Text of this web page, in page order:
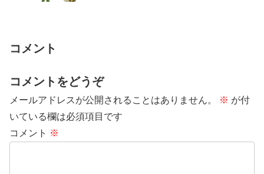
コメント
コメントをどうぞ
メールアドレスが公開されることはありません。 ※ が付
いている欄は必須項目です
コメント ※